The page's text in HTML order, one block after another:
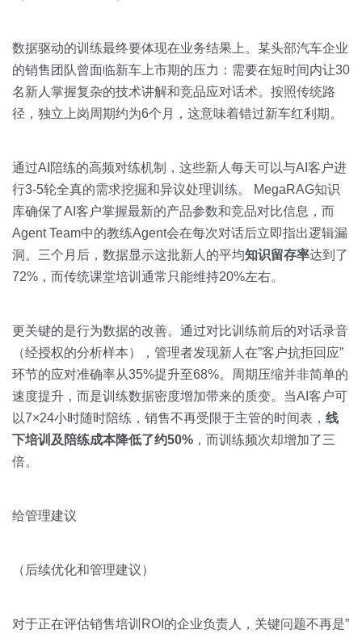
数据驱动的训练最终要体现在业务结果上。某头部汽车企业
的销售团队曾面临新车上市期的压力：需要在短时间内让30
名新人掌握复杂的技术讲解和竞品应对话术。按照传统路
径，独立上岗周期约为6个月，这意味着错过新车红利期。
通过AI陪练的高频对练机制，这些新人每天可以与AI客户进
行3-5轮全真的需求挖掘和异议处理训练。 MegaRAG知识
库确保了AI客户掌握最新的产品参数和竞品对比信息，而
Agent Team中的教练Agent会在每次对话后立即指出逻辑漏
洞。三个月后，数据显示这批新人的平均知识留存率达到了
72%，而传统课堂培训通常只能维持20%左右。
更关键的是行为数据的改善。通过对比训练前后的对话录音
（经授权的分析样本），管理者发现新人在”客户抗拒回应”
环节的应对准确率从35%提升至68%。周期压缩并非简单的
速度提升，而是训练数据密度增加带来的质变。当AI客户可
以7×24小时随时陪练，销售不再受限于主管的时间表， 线
下培训及陪练成本降低了约50% ，而训练频次却增加了三
倍。
给管理建议
（后续优化和管理建议）
对于正在评估销售培训ROI的企业负责人，关键问题不再是”